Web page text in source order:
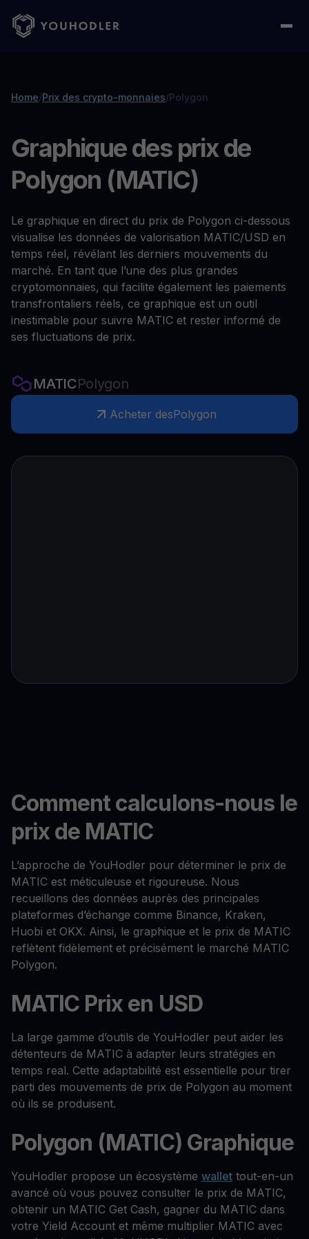
Home/Prix des crypto-monnaies/Polygon
Graphique des prix de
Polygon (MATIC)
Le graphique en direct du prix de Polygon ci-dessous
visualise les données de valorisation MATIC/USD en
temps réel, révélant les derniers mouvements du
marché. En tant que l’une des plus grandes
cryptomonnaies, qui facilite également les paiements
transfrontaliers réels, ce graphique est un outil
inestimable pour suivre MATIC et rester informé de
ses fluctuations de prix.
MATICPolygon
Acheter desPolygon
Comment calculons-nous le
prix de MATIC
L’approche de YouHodler pour déterminer le prix de
MATIC est méticuleuse et rigoureuse. Nous
recueillons des données auprès des principales
plateformes d’échange comme Binance, Kraken,
Huobi et OKX. Ainsi, le graphique et le prix de MATIC
reflètent fidèlement et précisément le marché MATIC
Polygon.
MATIC Prix en USD
La large gamme d’outils de YouHodler peut aider les
détenteurs de MATIC à adapter leurs stratégies en
temps real. Cette adaptabilité est essentielle pour tirer
parti des mouvements de prix de Polygon au moment
où ils se produisent.
Polygon (MATIC) Graphique
YouHodler propose un écosystème wallet tout-en-un
avancé où vous pouvez consulter le prix de MATIC,
obtenir un MATIC Get Cash, gagner du MATIC dans
votre Yield Account et même multiplier MATIC avec